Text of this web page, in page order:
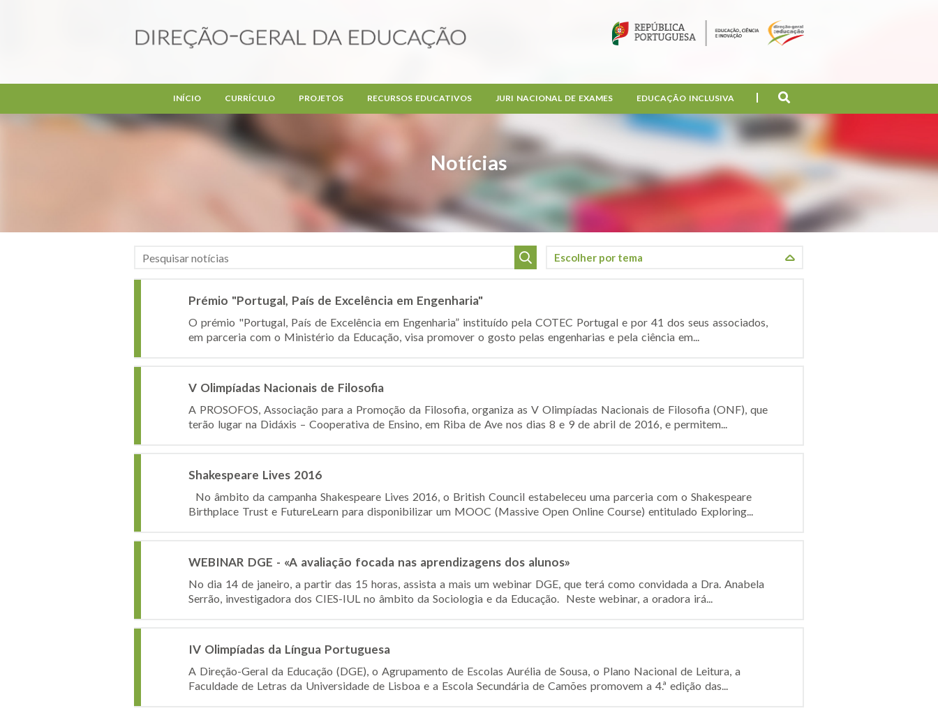
Notícias
INÍCIO CURRÍCULO PROJETOS RECURSOS EDUCATIVOS JURI NACIONAL DE EXAMES EDUCAÇÃO INCLUSIVA
Prémio "Portugal, País de Excelência em Engenharia"
O prémio "Portugal, País de Excelência em Engenharia” instituído pela COTEC Portugal e por 41 dos seus associados,
em parceria com o Ministério da Educação, visa promover o gosto pelas engenharias e pela ciência em...
V Olimpíadas Nacionais de Filosofia
A PROSOFOS, Associação para a Promoção da Filosofia, organiza as V Olimpíadas Nacionais de Filosofia (ONF), que
terão lugar na Didáxis – Cooperativa de Ensino, em Riba de Ave nos dias 8 e 9 de abril de 2016, e permitem...
Shakespeare Lives 2016
No âmbito da campanha Shakespeare Lives 2016, o British Council estabeleceu uma parceria com o Shakespeare
Birthplace Trust e FutureLearn para disponibilizar um MOOC (Massive Open Online Course) entitulado Exploring...
WEBINAR DGE - «A avaliação focada nas aprendizagens dos alunos»
No dia 14 de janeiro, a partir das 15 horas, assista a mais um webinar DGE, que terá como convidada a Dra. Anabela
Serrão, investigadora dos CIES-IUL no âmbito da Sociologia e da Educação. Neste webinar, a oradora irá...
IV Olimpíadas da Língua Portuguesa
A Direção-Geral da Educação (DGE), o Agrupamento de Escolas Aurélia de Sousa, o Plano Nacional de Leitura, a
Faculdade de Letras da Universidade de Lisboa e a Escola Secundária de Camões promovem a 4.ª edição das...